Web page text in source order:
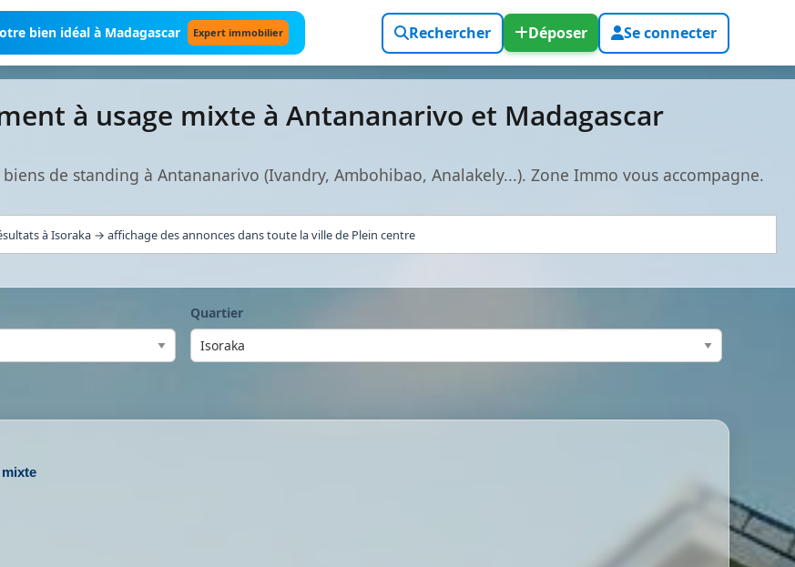
bien idéal à Madagascar Expert immobilier Rechercher Déposer Se connecter
à usage mixte à Antananarivo et Madagascar
de standing à Antananarivo (Ivandry, Ambohibao, Analakely...). Zone Immo vous accompagne.
à Isoraka → affichage des annonces dans toute la ville de Plein centre
Quartier